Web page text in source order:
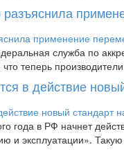
служба по
теперь
в действие
года в РФ начнет
и эксплуатации».